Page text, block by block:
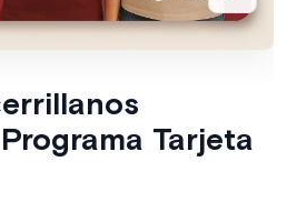
Tarjeta